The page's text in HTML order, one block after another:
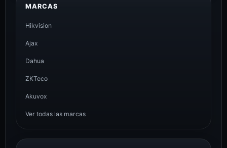
MARCAS
Hikvision
Ajax
Dahua
ZKTeco
Akuvox
Ver todas las marcas